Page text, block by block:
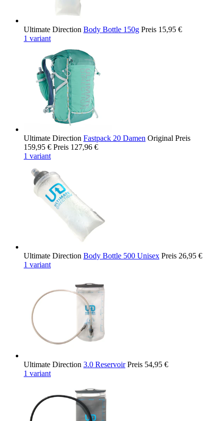
Ultimate Direction Body Bottle 150g Preis 15,95 €
1 variant
Ultimate Direction Fastpack 20 Damen Original Preis
159,95 € Preis 127,96 €
1 variant
Ultimate Direction Body Bottle 500 Unisex Preis 26,95 €
1 variant
Ultimate Direction 3.0 Reservoir Preis 54,95 €
1 variant